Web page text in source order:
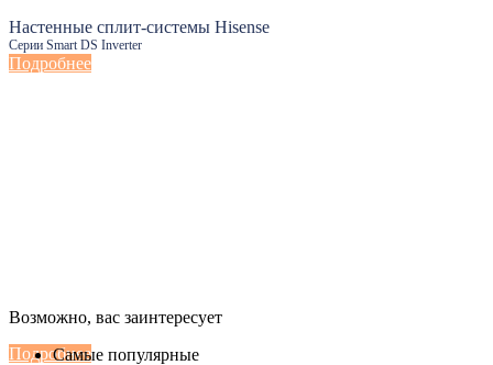
Настенные сплит-системы Hisense
Серии Smart DS Inverter
Подробнее
Настенные сплит-системы Haier
Подробнее
Возможно, вас заинтересует
Самые популярные